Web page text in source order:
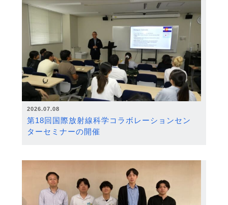
2026.07.08
第18回国際放射線科学コラボレーションセン
ターセミナーの開催